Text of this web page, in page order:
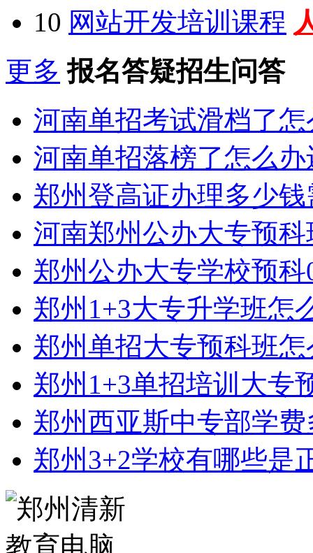
10 网站开发培训课程
更多 报名答疑招生问答
河南单招考试滑档了
河南单招落榜了怎么
郑州登高证办理多少
河南郑州公办大专预
郑州公办大专学校预
郑州1+3大专升学班怎
郑州单招大专预科班
郑州1+3单招培训大专
郑州西亚斯中专部学
郑州3+2学校有哪些是